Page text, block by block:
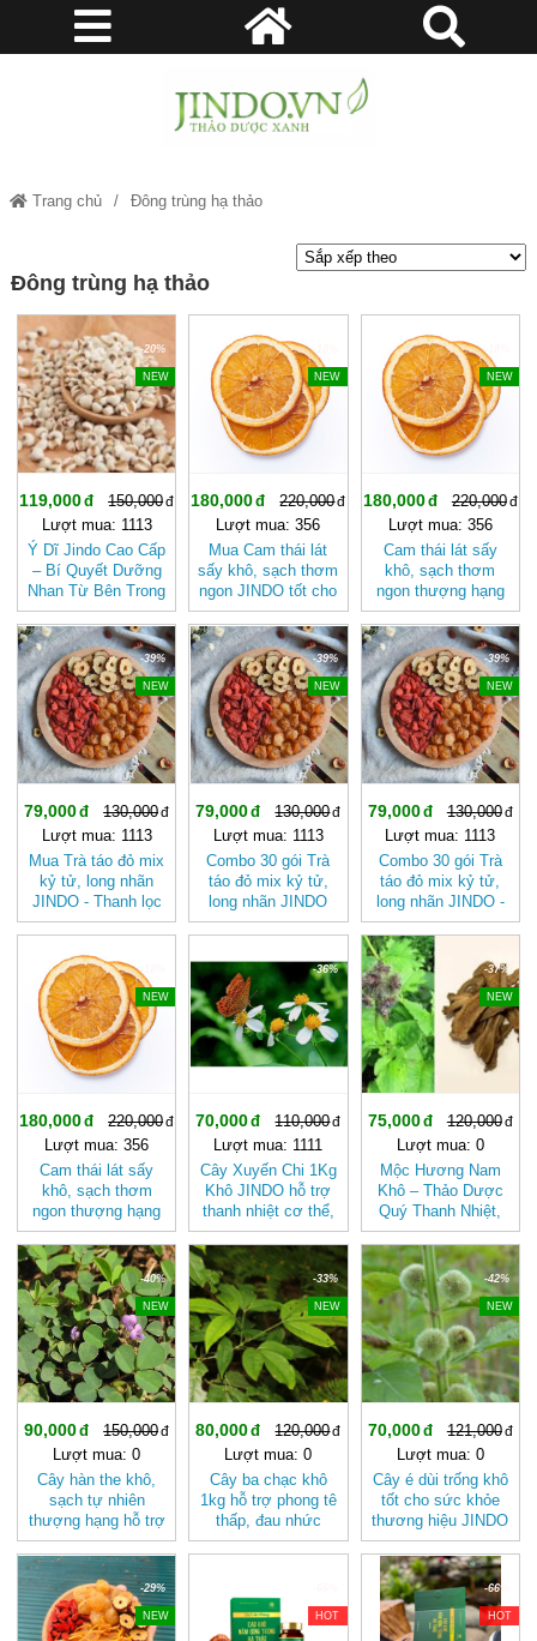
Trang chủ Đông trùng hạ thảo
Đông trùng hạ thảo
-20%
NEW
119,000
150,000
Lượt mua: 1113
Ý Dĩ Jindo Cao Cấp
– Bí Quyết Dưỡng
Nhan Từ Bên Trong
-18%
NEW
180,000
220,000
Lượt mua: 356
Mua Cam thái lát
sấy khô, sạch thơm
ngon JINDO tốt cho
sức khỏe
-18%
NEW
180,000
220,000
Lượt mua: 356
Cam thái lát sấy
khô, sạch thơm
ngon thượng hạng
JINDO tốt cho sức
khỏe
-39%
NEW
79,000
130,000
Lượt mua: 1113
Mua Trà táo đỏ mix
kỷ tử, long nhãn
JINDO - Thanh lọc
cơ thể
-39%
NEW
79,000
130,000
Lượt mua: 1113
Combo 30 gói Trà
táo đỏ mix kỷ tử,
long nhãn JINDO
-39%
NEW
79,000
130,000
Lượt mua: 1113
Combo 30 gói Trà
táo đỏ mix kỷ tử,
long nhãn JINDO -
Trà Thảo Mộc Giúp
Đẹp Da, Ngủ Ngon
NEW
180,000
220,000
Lượt mua: 356
Cam thái lát sấy
khô, sạch thơm
ngon thượng hạng
JINDO
-36%
70,000
110,000
Lượt mua: 1111
Cây Xuyến Chi 1Kg
Khô JINDO hỗ trợ
thanh nhiệt cơ thể,
hỗ trợ tiêu hóa
-37%
NEW
75,000
120,000
Lượt mua: 0
Mộc Hương Nam
Khô – Thảo Dược
Quý Thanh Nhiệt,
Hỗ Trợ Đau Bụng
-40%
NEW
90,000
150,000
Lượt mua: 0
Cây hàn the khô,
sạch tự nhiên
thượng hạng hỗ trợ
tiểu buốt, tiểu ra
máu, chứng ho lao,
viêm phế quản
-33%
NEW
80,000
120,000
Lượt mua: 0
Cây ba chạc khô
1kg hỗ trợ phong tê
thấp, đau nhức
xương khớp
-42%
NEW
70,000
121,000
Lượt mua: 0
Cây é dùi trống khô
tốt cho sức khỏe
thương hiệu JINDO
-29%
NEW HOT
-66%
HOT